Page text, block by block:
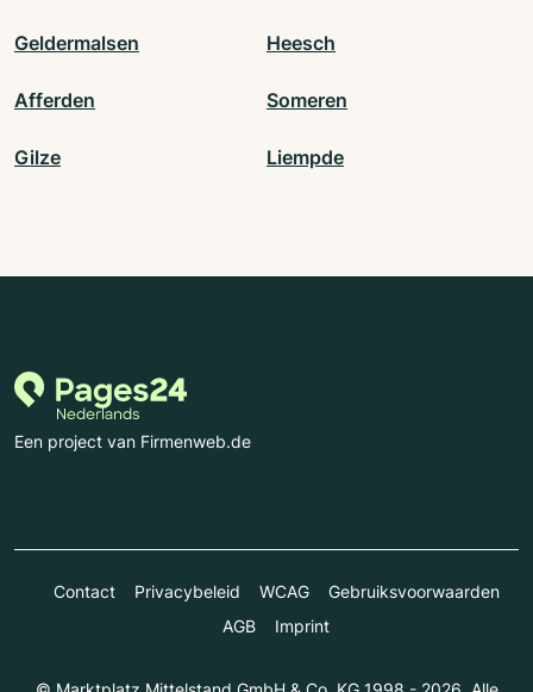
Geldermalsen Heesch
Afferden Someren
Gilze Liempde
Een project van Firmenweb.de
Contact Privacybeleid WCAG
Gebruiksvoorwaarden
AGB
Imprint